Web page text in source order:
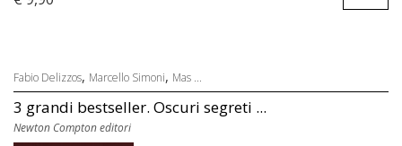
Fabio Delizzos, Marcello Simoni, Mas ...
3 grandi bestseller. Oscuri segreti ...
Newton Compton editori